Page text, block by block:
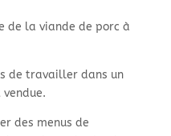
de la viande de porc à
de travailler dans un
des menus de